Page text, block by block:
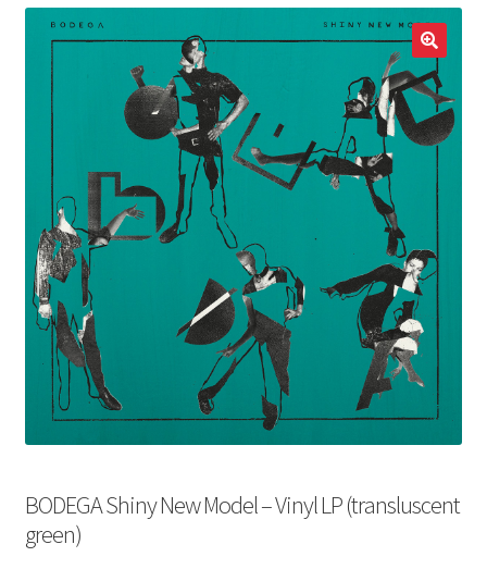
BODEGA Shiny New Model – Vinyl LP (transluscent
green)